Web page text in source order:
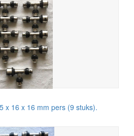
x 16 x 16 mm pers (9 stuks).